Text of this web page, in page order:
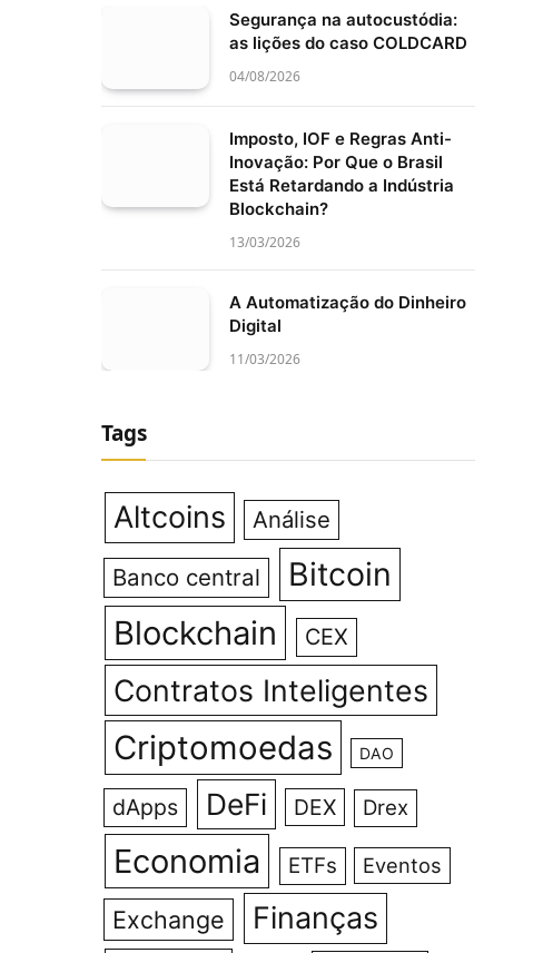
Segurança na autocustódia:
as lições do caso COLDCARD
04/08/2026
Imposto, IOF e Regras Anti-
Inovação: Por Que o Brasil
Está Retardando a Indústria
Blockchain?
13/03/2026
A Automatização do Dinheiro
Digital
11/03/2026
Tags
Altcoins Análise
Banco central
Bitcoin
Blockchain
CEX
Contratos Inteligentes
Criptomoedas DAO
dApps DeFi DEX Drex
Economia ETFs Eventos
Exchange Finanças